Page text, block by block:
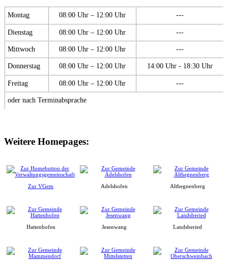
Montag 08:00 Uhr – 12:00 Uhr ---
Dienstag 08:00 Uhr – 12:00 Uhr ---
Mittwoch 08:00 Uhr – 12:00 Uhr ---
Donnerstag 08:00 Uhr – 12:00 Uhr 14:00 Uhr - 18:30 Uhr
Freitag 08:00 Uhr – 12:00 Uhr ---
oder nach Terminabsprache
Weitere Homepages:
Zur VGem Adelshofen Althegnenberg
Hattenhofen Jesenwang Landsberied